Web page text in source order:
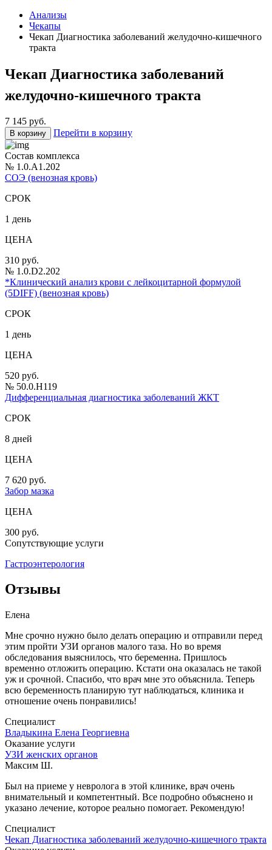
Анализы
Чекапы
Чекап Диагностика заболеваний желудочно-кишечного
тракта
Чекап Диагностика заболеваний
желудочно-кишечного тракта
7 145 руб.
В корзину Перейти в корзину
Состав комплекса
№ 1.0.A1.202
СОЭ (венозная кровь)
СРОК
1 день
ЦЕНА
310 руб.
№ 1.0.D2.202
*Клинический анализ крови с лейкоцитарной формулой
(5DIFF) (венозная кровь)
СРОК
1 день
ЦЕНА
520 руб.
№ 50.0.H119
Дифференциальная диагностика заболеваний ЖКТ
СРОК
8 дней
ЦЕНА
7 620 руб.
Забор мазка
ЦЕНА
300 руб.
Сопутствующие услуги
Гастроэнтерология
Отзывы
Елена
Мне срочно нужно было делать операцию и отправили перед
этим пройти УЗИ органов малого таза. Но во время
обследования выяснилось, что беременна. Пришлось
временно отложить операцию. Кстати она оказалась не такой
уж и срочной. Спасибо, что врач мне это объяснила. Теперь
всю беременность планирую тут наблюдаться, клиника и
отношение очень понравились!
Специалист
Владыкина Елена Георгиевна
Оказание услуги
УЗИ женских органов
Максим Ш.
Был на приеме у невролога в этой клинике, врач очень
внимательный и компетентный. Все подробно объяснено и
указано лечение, которое реально помогает. Рекомендую!
Специалист
Чекап Диагностика заболеваний желудочно-кишечного тракта